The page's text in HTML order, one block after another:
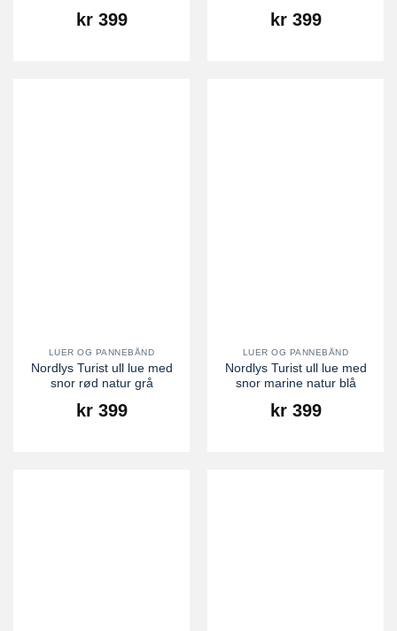
kr399 kr399
LUER OG PANNEBÅND
Nordlys Turist ull lue med
snor rød natur grå
kr399
LUER OG PANNEBÅND
Nordlys Turist ull lue med
snor marine natur blå
kr399